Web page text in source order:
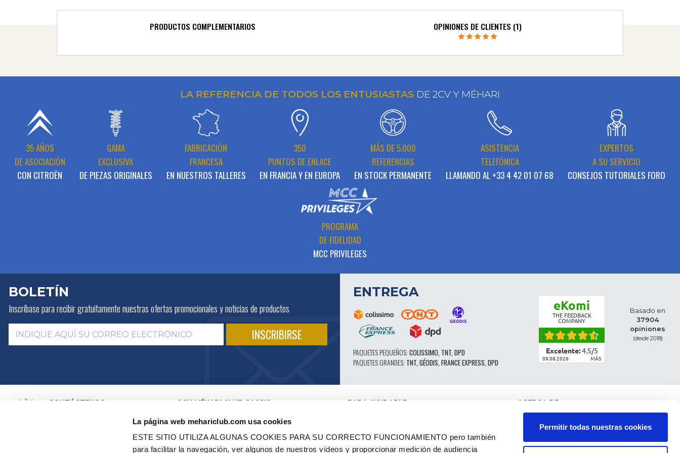
La página web mehariclub.com usa cookies
ESTE SITIO UTILIZA ALGUNAS COOKIES PARA SU CORRECTO FUNCIONAMIENTO pero también
para facilitar la navegación, ver algunos de nuestros vídeos y proporcionar medición de audiencia
Permitir todas nuestras cookies
PRODUCTOS COMPLEMENTARIOS OPINIONES DE CLIENTES (1)
LA REFERENCIA DE TODOS LOS ENTUSIASTAS DE 2CV Y MÉHARI
35 AÑOS
DE ASOCIACIÓN
CON CITROËN
GAMA
EXCLUSIVA
DE PIEZAS ORIGINALES
FABRICACIÓN
FRANCESA
EN NUESTROS TALLERES
350
PUNTOS DE ENLACE
EN FRANCIA Y EN EUROPA
MÁS DE 5.000
REFERENCIAS
EN STOCK PERMANENTE
ASISTENCIA
TELEFÓNICA
LLAMANDO AL +33 4 42 01 07 68
EXPERTOS
A SU SERVICIO
CONSEJOS TUTORIALES FORO
PROGRAMA
DE FIDELIDAD
MCC PRIVILEGES
BOLETÍN
Inscríbase para recibir gratuitamentenuestras ofertas promocionales y noticias de productos
ENTREGA
PAQUETES PEQUEÑOS: COLISSIMO, TNT, DPD
PAQUETES GRANDES: TNT, GÉODIS, FRANCE EXPRESS, DPD
eKomi
THE FEEDBACK
COMPANY
Excelente:4.5/5
09.08.2026 MÁS
Basado en
37904
opiniones
(desde 2018)
CONTÁCTENOS
+ 33 (0)4 42
2CV MÉHARI CLUB CASSIS
ACTIVIDADES
PRESENTACIÓN EN VÍDEO
PARA AYUDARLE
CATÁLOGO
ACERCA DE
CLASIFICACIÓN DE LAS PIEZAS
CONDICIONES GENERALES DE VENTA
NOTAS LEGALES